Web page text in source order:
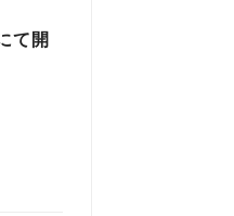
て開